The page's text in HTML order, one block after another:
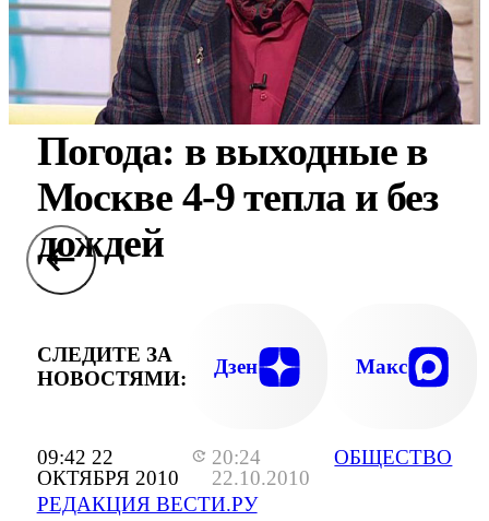
09:42 22
ОКТЯБРЯ 2010
20:24
22.10.2010
РЕДАКЦИЯ ВЕСТИ.РУ
ОБЩЕСТВО
Погода: в выходные в
Москве 4-9 тепла и без
дождей
СЛЕДИТЕ ЗА
НОВОСТЯМИ:
Дзен Макс